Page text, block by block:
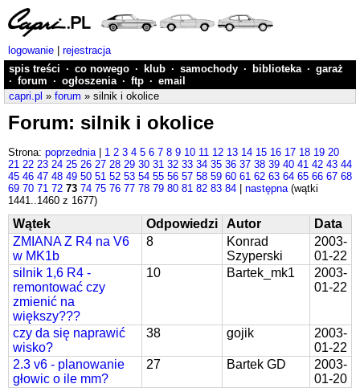
logowanie
rejestracja
spis treści · co nowego · klub · samochody · biblioteka · garaż
· forum · ogłoszenia · ftp · email
capri.pl » forum » silnik i okolice
Forum: silnik i okolice
Strona: poprzednia| 1 2 3 4 5 6 7 8 9 10 11 12 13 14 15 16 17 18 19 20
21 22 23 24 25 26 27 28 29 30 31 32 33 34 35 36 37 38 39 40 41 42 43 44
45 46 47 48 49 50 51 52 53 54 55 56 57 58 59 60 61 62 63 64 65 66 67 68
69 70 71 72 73 74 75 76 77 78 79 80 81 82 83 84 następna(wątki
1441..1460 z 1677)
Wątek Odpowiedzi Autor
Data
ZMIANA Z R4 na V6
w MK1b
8
Konrad
Szyperski
2003-
01-22
silnik 1,6 R4 -
remontować czy
zmienić na
większy???
10 Bartek_mk1
2003-
01-22
czy da się naprawić
wisko?
38 gojik
2003-
01-22
2.3 v6 - planowanie
głowic o ile mm?
27 Bartek GD
2003-
01-20